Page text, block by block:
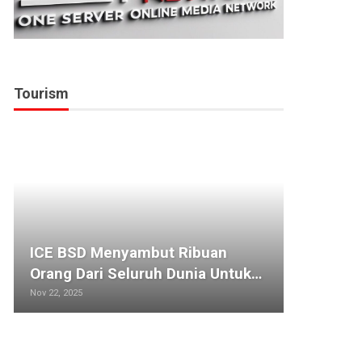
Tourism
ICE BSD Menyambut Ribuan
Orang Dari Seluruh Dunia Untuk…
Nov 22, 2025